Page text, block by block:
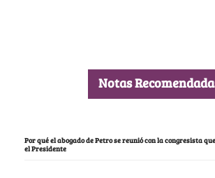
Notas
Por qué el abogado de Petro se reunió con la congresista
el Presidente